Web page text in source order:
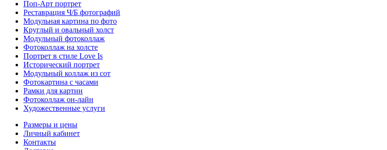
Поп-Арт портрет
Реставрация Ч/Б фотографий
Модульная картина по фото
Круглый и овальный холст
Модульный фотоколлаж
Фотоколлаж на холсте
Портрет в стиле Love Is
Исторический портрет
Модульный коллаж из сот
Фотокартина с часами
Рамки для картин
Фотоколлаж он-лайн
Художественные услуги
Размеры и цены
Личный кабинет
Контакты